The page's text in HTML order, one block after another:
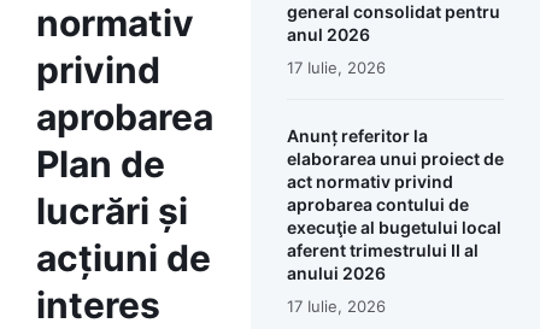
normativ
privind
aprobarea
Plan de
lucrări și
acțiuni de
interes
general consolidat pentru
anul 2026
17 Iulie, 2026
Anunț referitor la
elaborarea unui proiect de
act normativ privind
aprobarea contului de
execuţie al bugetului local
aferent trimestrului II al
anului 2026
17 Iulie, 2026